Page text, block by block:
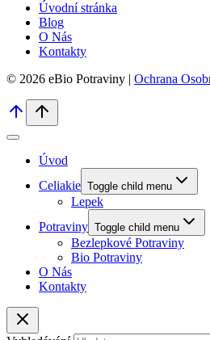
Úvodní stránka
Blog
O Nás
Kontakty
© 2026 eBio Potraviny | Ochrana
Úvod
Celiakie Toggle child menu
Lepek
Potraviny Toggle child menu
Bezlepkové Potraviny
Bio Potraviny
O Nás
Kontakty